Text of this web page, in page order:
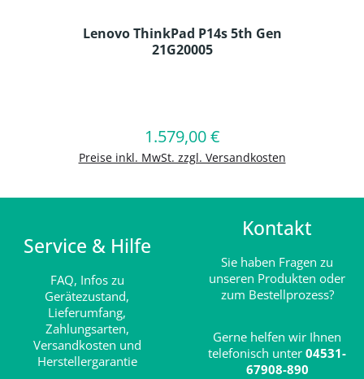
Lenovo ThinkPad P14s 5th Gen
21G20005
Regulärer Preis:
1.579,00 €
Preise inkl. MwSt. zzgl. Versandkosten
In den Warenkorb
Service & Hilfe
FAQ, Infos zu
Gerätezustand,
Lieferumfang,
Zahlungsarten,
Versandkosten und
Herstellergarantie
Kontakt
Sie haben Fragen zu
unseren Produkten oder
zum Bestellprozess?
Gerne helfen wir Ihnen
telefonisch unter 04531-
67908-890